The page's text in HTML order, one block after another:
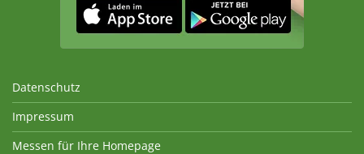
Datenschutz
Impressum
Messen für Ihre Homepage